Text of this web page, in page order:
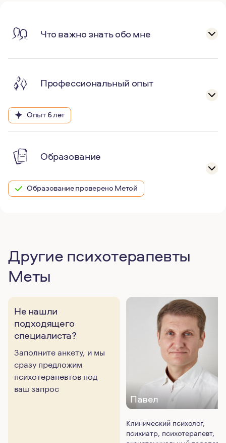
Что важно знать обо мне
Профессиональный опыт
Опыт 6 лет
Образование
Образование проверено Метой
Другие психотерапевты
Меты
Не нашли
подходящего
специалиста?
Заполните анкету, и мы
сразу предложим
психотерапевтов под
ваш запрос
Павел
Клинический психолог,
психиатр, психотерапевт,